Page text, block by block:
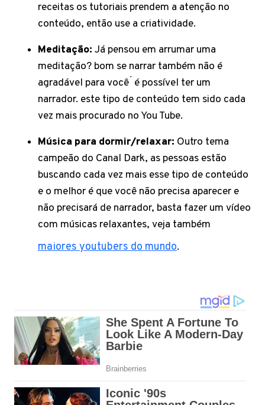
receitas os tutoriais prendem a atenção no
conteúdo, então use a criatividade.
Meditação: Já pensou em arrumar uma
meditação? bom se narrar também não é
agradável para você ́ é possível ter um
narrador. este tipo de conteúdo tem sido cada
vez mais procurado no You Tube.
Música para dormir/relaxar: Outro tema
campeão do Canal Dark, as pessoas estão
buscando cada vez mais esse tipo de conteúdo
e o melhor é que você não precisa aparecer e
não precisará de narrador, basta fazer um vídeo
com músicas relaxantes, veja também
maiores youtubers do mundo.